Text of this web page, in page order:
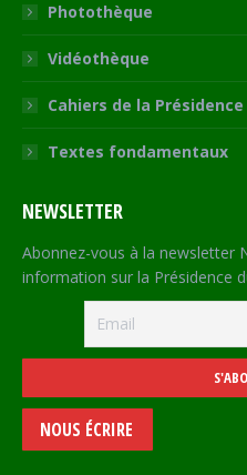
Photothèque
Vidéothèque
Cahiers de la Présidence
Textes fondamentaux
NEWSLETTER
Abonnez-vous à la newsletter
information sur la Présidence
NOUS ÉCRIRE